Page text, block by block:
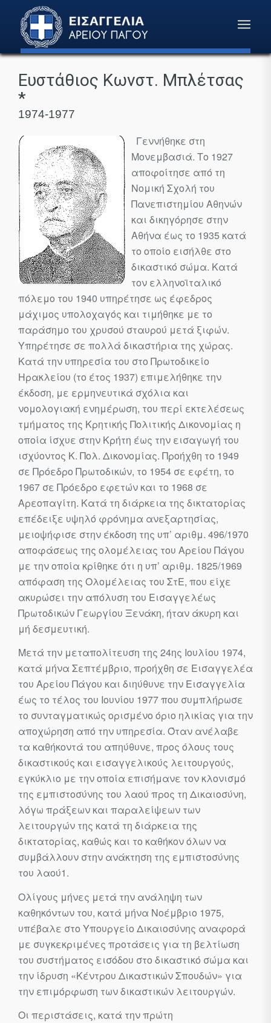
Ευστάθιος Κωνστ. Μπλέτσας
*
1974-1977
Γεννήθηκε στη
Μονεμβασιά. Το 1927
αποφοίτησε από τη
Νομική Σχολή του
Πανεπιστημίου Αθηνών
και δικηγόρησε στην
Αθήνα έως το 1935 κατά
το οποίο εισήλθε στο
δικαστικό σώμα. Κατά
τον ελληνοϊταλικό
πόλεμο του 1940 υπηρέτησε ως έφεδρος
μάχιμος υπολοχαγός και τιμήθηκε με το
παράσημο του χρυσού σταυρού μετά ξιφών.
Υπηρέτησε σε πολλά δικαστήρια της χώρας.
Κατά την υπηρεσία του στο Πρωτοδικείο
Ηρακλείου (το έτος 1937) επιμελήθηκε την
έκδοση, με ερμηνευτικά σχόλια και
νομολογιακή ενημέρωση, του περί εκτελέσεως
τμήματος της Κρητικής Πολιτικής Δικονομίας η
οποία ίσχυε στην Κρήτη έως την εισαγωγή του
ισχύοντος Κ. Πολ. Δικονομίας. Προήχθη το 1949
σε Πρόεδρο Πρωτοδικών, το 1954 σε εφέτη, το
1967 σε Πρόε­δρο εφετών και το 1968 σε
Αρεοπαγίτη. Κατά τη διάρκεια της δικτα­τορίας
επέδειξε υψηλό φρόνημα ανεξαρτησίας,
μειοψήφισε στην έκδο­ση της υπ’ αριθμ. 496/1970
αποφάσεως της ολομέλειας του Αρείου Πάγου
με την οποία κρίθηκε ότι η υπ’ αριθμ. 1825/1969
απόφαση της Ολομέλειας του ΣτΕ, που είχε
ακυρώσει την απόλυση του Εισαγγελέως
Πρωτοδικών Γεωργίου Ξενάκη, ήταν άκυρη και
μή δεσμευτική.
Μετά την μεταπολίτευση της 24ης Ιουλίου 1974,
κατά μήνα Σε­πτέμβριο, προήχθη σε Εισαγγελέα
του Αρείου Πάγου και διηύθυνε την Εισαγγελία
έως το τέλος του Ιουνίου 1977 που συμπλήρωσε
το συνταγματικώς ορισμένο όριο ηλικίας για την
αποχώρηση από την υπη­ρεσία. Όταν ανέλαβε
τα καθήκοντά του απηύθυνε, προς όλους τους
δικαστικούς και εισαγγελικούς λειτουργούς,
εγκύκλιο με την οποία επισήμανε τον κλονισμό
της εμπιστοσύνης του λαού προς τη Δικαιο­σύνη,
λόγω πράξεων και παραλείψεων των
λειτουργών της κατά τη διάρκεια της
δικτατορίας, καθώς και το καθήκον όλων να
συμβάλλουν στην ανάκτηση της εμπιστοσύνης
του λαού1.
Ολίγους μήνες μετά την ανάληψη των
καθηκόντων του, κατά μήνα Νοέμβριο 1975,
υπέβαλε στο Υπουργείο Δικαιοσύνης αναφορά
με συ­γκεκριμένες προτάσεις για τη βελτίωση
του συστήματος εισόδου στο δικαστικό σώμα και
την ίδρυση «Κέντρου Δικαστικών Σπουδών» για
την επιμόρφωση των δικαστικών λειτουργών.
Οι περιστάσεις, κατά την πρώτη